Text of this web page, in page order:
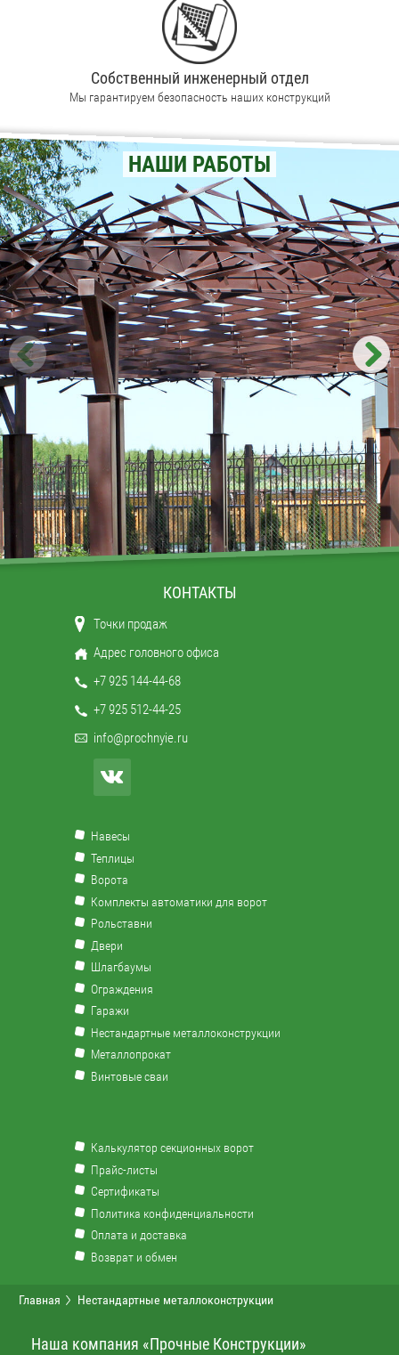
Собственный инженерный отдел
Мы гарантируем безопасность наших конструкций
НАШИ РАБОТЫ
КОНТАКТЫ
Точки продаж
Адрес головного офиса
+7 925 144-44-68
+7 925 512-44-25
info@prochnyie.ru
Навесы
Теплицы
Ворота
Комплекты автоматики для ворот
Рольставни
Двери
Шлагбаумы
Ограждения
Гаражи
Нестандартные металлоконструкции
Металлопрокат
Винтовые сваи
Калькулятор секционных ворот
Прайс-листы
Сертификаты
Политика конфиденциальности
Оплата и доставка
Возврат и обмен
Главная Нестандартные металлоконструкции
Наша компания «Прочные Конструкции»